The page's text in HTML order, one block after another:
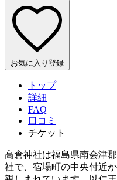
お気に入り登録
トップ
詳細
FAQ
口コミ
チケット
高倉神社は福島県南会津
社で、宿場町の中央付近